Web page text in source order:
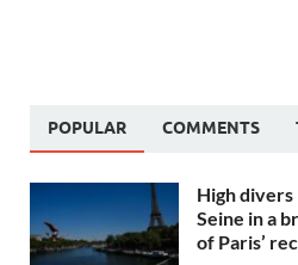
POPULAR COMMENTS
High
Seine in a
of Paris’